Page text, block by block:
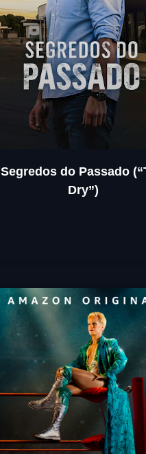
Segredos do Passado
Dry”)